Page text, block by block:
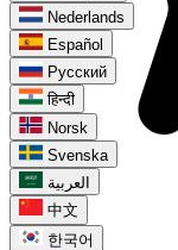
Nederlands
Español
Русский
हिन्दी
Norsk
Svenska
العربية
中文
한국어